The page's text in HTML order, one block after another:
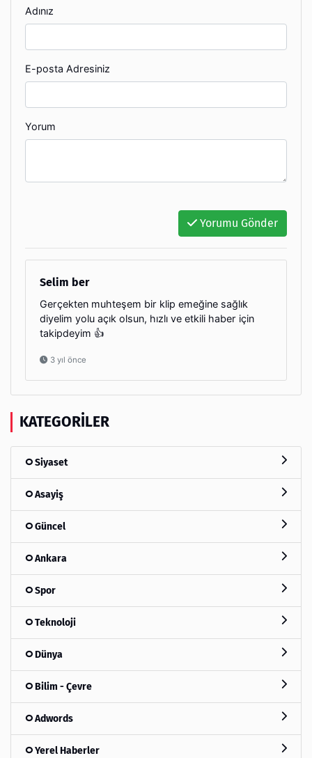
Adınız
E-posta Adresiniz
Yorum
Yorumu Gönder
Selim ber
Gerçekten muhteşem bir klip emeğine sağlık
diyelim yolu açık olsun, hızlı ve etkili haber için
takipdeyim 👍
3 yıl önce
KATEGORILER
Siyaset
Asayiş
Güncel
Ankara
Spor
Teknoloji
Dünya
Bilim - Çevre
Adwords
Yerel Haberler